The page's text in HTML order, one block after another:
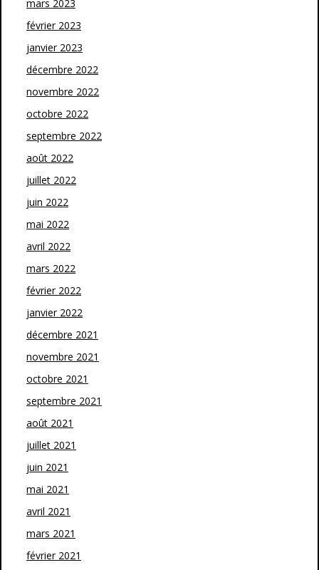
mars 2023
février 2023
janvier 2023
décembre 2022
novembre 2022
octobre 2022
septembre 2022
août 2022
juillet 2022
juin 2022
mai 2022
avril 2022
mars 2022
février 2022
janvier 2022
décembre 2021
novembre 2021
octobre 2021
septembre 2021
août 2021
juillet 2021
juin 2021
mai 2021
avril 2021
mars 2021
février 2021